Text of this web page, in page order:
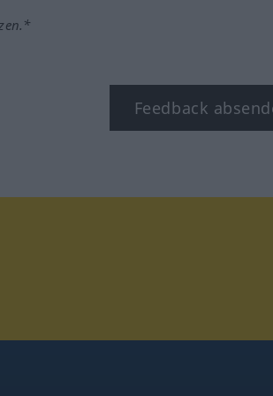
Feedback